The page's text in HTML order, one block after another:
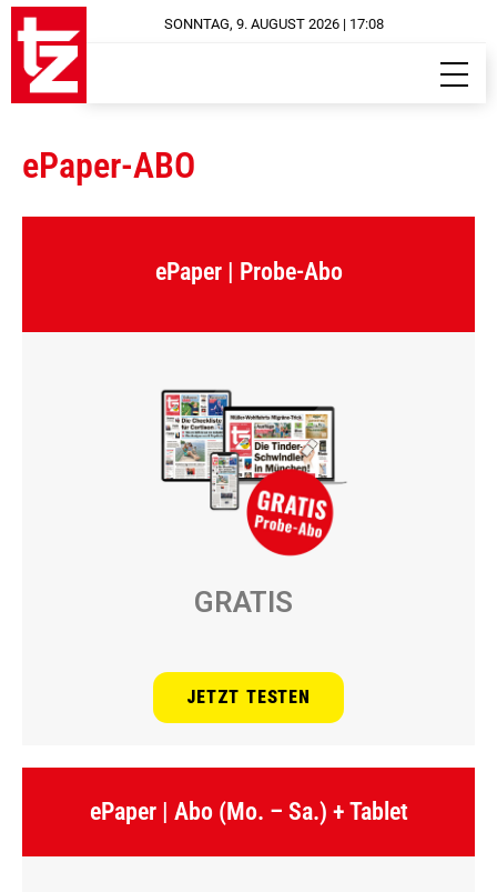
SONNTAG, 9. AUGUST 2026 | 17:08
ePaper-ABO
ePaper | Probe-Abo
GRATIS
JETZT TESTEN
ePaper | Abo (Mo. – Sa.) + Tablet